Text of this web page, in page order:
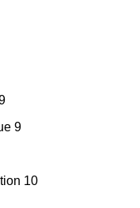
9
10